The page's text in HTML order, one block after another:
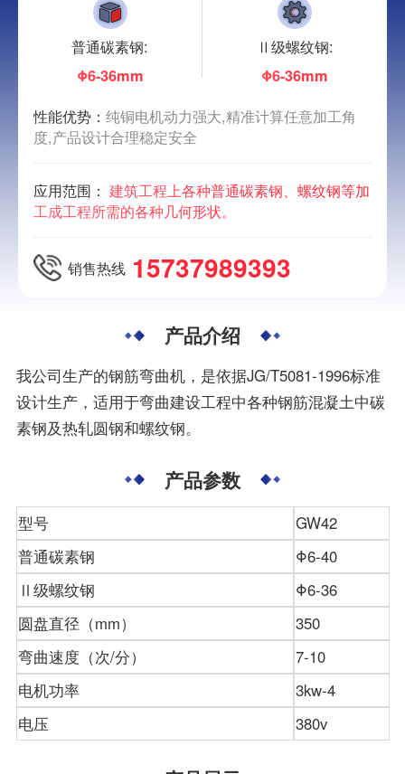
普通碳素钢:
Φ6-36mm
Ⅱ级螺纹钢:
Φ6-36mm
性能优势：纯铜电机动力强大,精准计算任意加工角
度,产品设计合理稳定安全
应用范围： 建筑工程上各种普通碳素钢、螺纹钢等加
工成工程所需的各种几何形状。
销售热线 15737989393
产品介绍
我公司生产的钢筋弯曲机，是依据JG/T5081-1996标准
设计生产，适用于弯曲建设工程中各种钢筋混凝土中碳
素钢及热轧圆钢和螺纹钢。
产品参数
型号
GW42
普通碳素钢
Φ6-40
Ⅱ级螺纹钢
Φ6-36
圆盘直径（mm）
350
弯曲速度（次/分）
7-10
电机功率
3kw-4
电压
380v